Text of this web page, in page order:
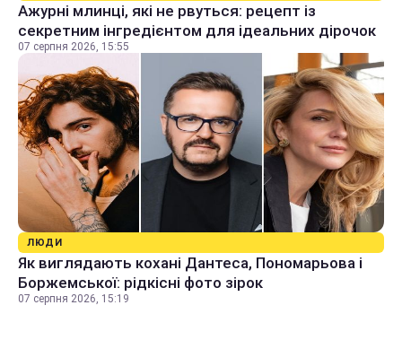
Ажурні млинці, які не рвуться: рецепт із
секретним інгредієнтом для ідеальних дірочок
07 серпня 2026, 15:55
ЛЮДИ
Як виглядають кохані Дантеса, Пономарьова і
Боржемської: рідкісні фото зірок
07 серпня 2026, 15:19